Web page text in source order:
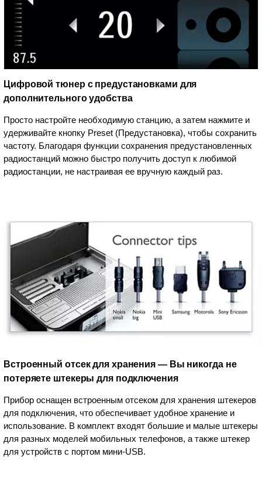
Цифровой тюнер с предустановками для
дополнительного удобства
Просто настройте необходимую станцию, а затем нажмите и
удерживайте кнопку Preset (Предустановка), чтобы сохранить
частоту. Благодаря функции сохранения предустановленных
радиостанций можно быстро получить доступ к любимой
радиостанции, не настраивая ее вручную каждый раз.
Встроенный отсек для хранения — Вы никогда не
потеряете штекеры для подключения
Прибор оснащен встроенным отсеком для хранения штекеров
для подключения, что обеспечивает удобное хранение и
использование. В комплект входят большие и малые штекеры
для разных моделей мобильных телефонов, а также штекер
для устройств с портом мини-USB.